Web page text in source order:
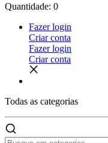
Quantidade: 0
Fazer login
Criar conta
Fazer login
Criar conta
Todas as categorias